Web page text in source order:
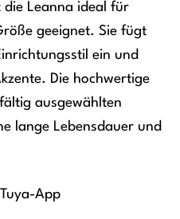
die Leanna ideal für
geeignet. Sie fügt
ein und
Die hochwertige
ausgewählten
lange Lebensdauer und
App